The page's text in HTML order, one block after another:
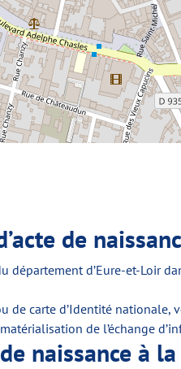
de
département d’Eure-et-Loir
de carte d’Identité
de l’échange
naissance à